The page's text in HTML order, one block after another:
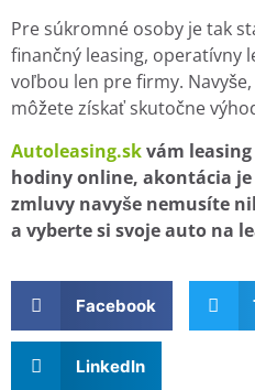
Pre súkromné osoby je tak
finančný leasing, operatívny
voľbou len pre firmy.
môžete získať skutočne
Autoleasing.skvám
hodiny online, akontácia je
zmluvy navyše nemusíte
a vyberte si svoje auto na
Facebook
LinkedIn